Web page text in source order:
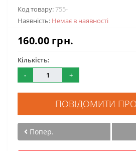
Код товару:755-
Наявність: Немає в наявності
160.00 грн.
Кількість:
-
+
ПОВІДОМИТИ
Попер.